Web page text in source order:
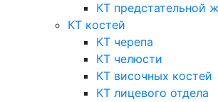
КТ предстательной
КТ костей
КТ черепа
КТ челюсти
КТ височных костей
КТ лицевого отдела